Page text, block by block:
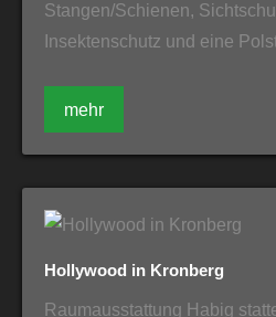
Stangen/Schienen,
Insektenschutz und eine
mehr
Hollywood in Kronberg
Raumausstattung Habig